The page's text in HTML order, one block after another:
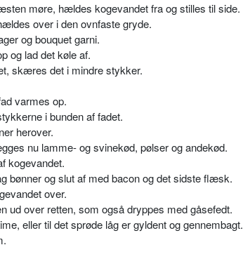
møre, hældes kogevandet fra og stilles til side.
over i den ovnfaste gryde.
og bouquet garni.
og lad det køle af.
skæres det i mindre stykker.
varmes op.
i bunden af fadet.
herover.
nu lamme- og svinekød, pølser og andekød.
kogevandet.
bønner og slut af med bacon og det sidste flæsk.
over.
ud over retten, som også dryppes med gåsefedt.
eller til det sprøde låg er gyldent og gennembagt.